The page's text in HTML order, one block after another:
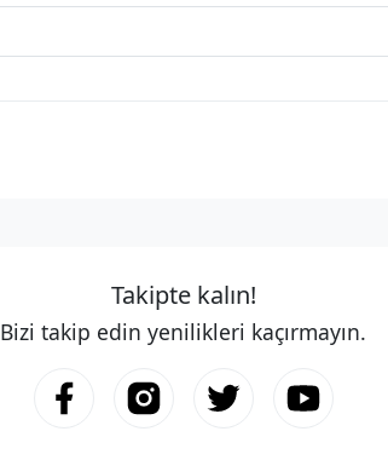
Takipte kalın!
Bizi takip edin yenilikleri kaçırmayın.